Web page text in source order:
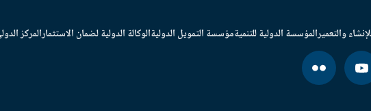
والتعميرالمؤسسة الدولية للتنميةمؤسسة التمويل الدوليةالوكالة الدولية لضمان الاستثمارالمركز